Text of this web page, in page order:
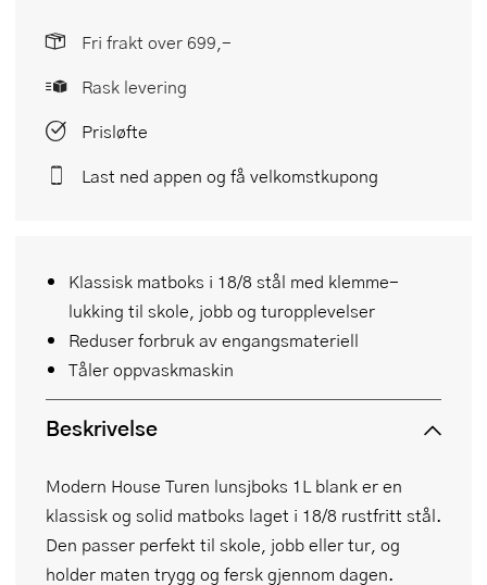
Klassisk matboks i 18/8 stål med klemme-
lukking til skole, jobb og turopplevelser
Reduser forbruk av engangsmateriell
Tåler oppvaskmaskin
Beskrivelse
Modern House Turen lunsjboks 1L blank er en
klassisk og solid matboks laget i 18/8 rustfritt stål.
Den passer perfekt til skole, jobb eller tur, og
holder maten trygg og fersk gjennom dagen.
Fri frakt over 699,-
Rask levering
Prisløfte
Last ned appen og få velkomstkupong